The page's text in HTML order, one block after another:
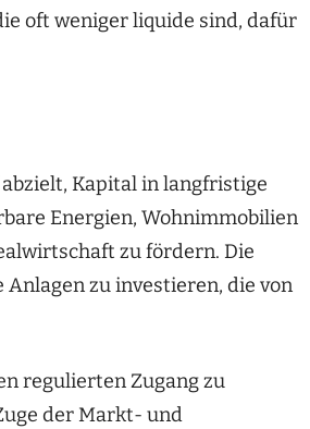
oft weniger liquide sind, dafür
Kapital in langfristige
Energien, Wohnimmobilien
zu fördern. Die
zu investieren, die von
regulierten Zugang zu
der Markt- und